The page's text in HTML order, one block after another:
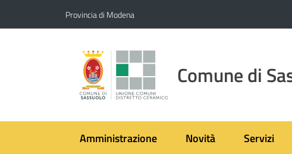
Provincia di Modena
Comune di
Amministrazione Novità Servizi
Menu